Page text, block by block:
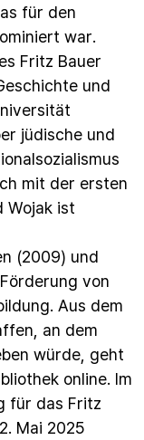
für den
war.
Fritz Bauer
und
jüdische und
mit der ersten
Wojak ist
(2009) und
von
Aus dem
an dem
würde, geht
online. Im
für das Fritz
Mai 2025